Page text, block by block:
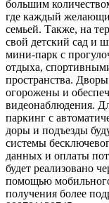
большим
где каждый
семьей. Также, на
свой детский сад и
мини-парк с
отдыха,
пространства.
огорожены и
видеонаблюдения.
паркинг с
доры и подъезды
системы
данных и оплаты
будет реализовано
помощью
получения более